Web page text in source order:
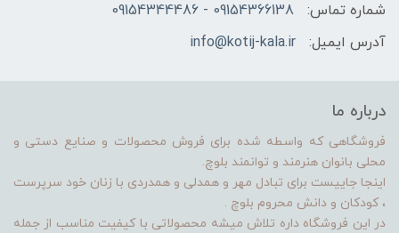
شماره تماس:
09154366138 - 09154344486
آدرس ایمیل:
info@kotij-kala.ir
درباره ما
فروشگاهی که واسطه شده برای فروش محصولات و صنایع دستی و
محلی بانوان هنرمند و توانمند بلوچ.
اینجا جاییست برای تبادل مهر و همدلی و همدردی با زنان خود سرپرست
، کودکان و دانش محروم بلوچ .
در این فروشگاه داره تلاش میشه محصولاتی با کیفیت مناسب از جمله